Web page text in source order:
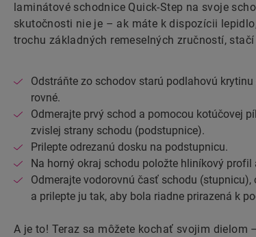
laminátové schodnice Quick-Step na svoje
skutočnosti nie je – ak máte k dispozícii
trochu základných remeselných zručností,
Odstráňte zo schodov starú podlahovú
rovné.
Odmerajte prvý schod a pomocou kotúčovej
zvislej strany schodu (podstupnice).
Prilepte odrezanú dosku na podstupnicu.
Na horný okraj schodu položte hliníkový
Odmerajte vodorovnú časť schodu
a prilepte ju tak, aby bola riadne prirazená k
A je to! Teraz sa môžete kochať svojim dielom